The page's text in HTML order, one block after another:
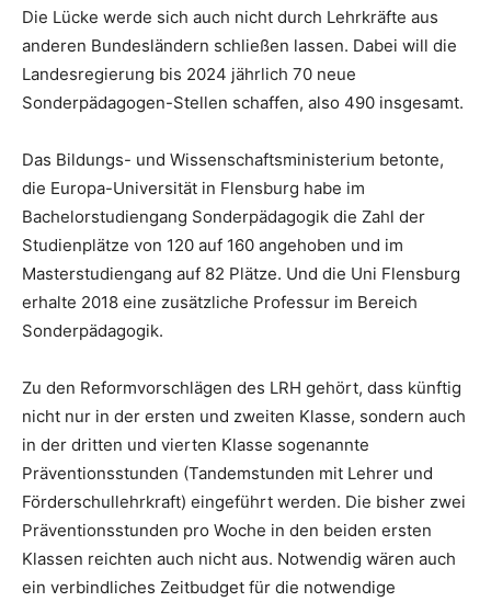
Die Lücke werde sich auch nicht durch Lehrkräfte aus
anderen Bundesländern schließen lassen. Dabei will die
Landesregierung bis 2024 jährlich 70 neue
Sonderpädagogen-Stellen schaffen, also 490 insgesamt.
Das Bildungs- und Wissenschaftsministerium betonte,
die Europa-Universität in Flensburg habe im
Bachelorstudiengang Sonderpädagogik die Zahl der
Studienplätze von 120 auf 160 angehoben und im
Masterstudiengang auf 82 Plätze. Und die Uni Flensburg
erhalte 2018 eine zusätzliche Professur im Bereich
Sonderpädagogik.
Zu den Reformvorschlägen des LRH gehört, dass künftig
nicht nur in der ersten und zweiten Klasse, sondern auch
in der dritten und vierten Klasse sogenannte
Präventionsstunden (Tandemstunden mit Lehrer und
Förderschullehrkraft) eingeführt werden. Die bisher zwei
Präventionsstunden pro Woche in den beiden ersten
Klassen reichten auch nicht aus. Notwendig wären auch
ein verbindliches Zeitbudget für die notwendige